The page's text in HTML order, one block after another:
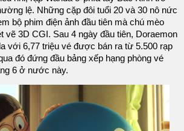
lệ. Những cặp đôi tuổi 20 và 30 nô nức
bộ phim điện ảnh đầu tiên mà chú mèo
vẽ 3D CGI. Sau 4 ngày đầu tiên, Doraemon
với 6,77 triệu vé được bán ra từ 5.500 rạp
đó đứng đầu bảng xếp hạng phòng vé
6 ở nước này.